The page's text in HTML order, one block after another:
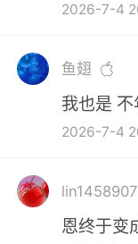
2026-7-4
鱼翅
我也是
2026-7-4
恩终于变